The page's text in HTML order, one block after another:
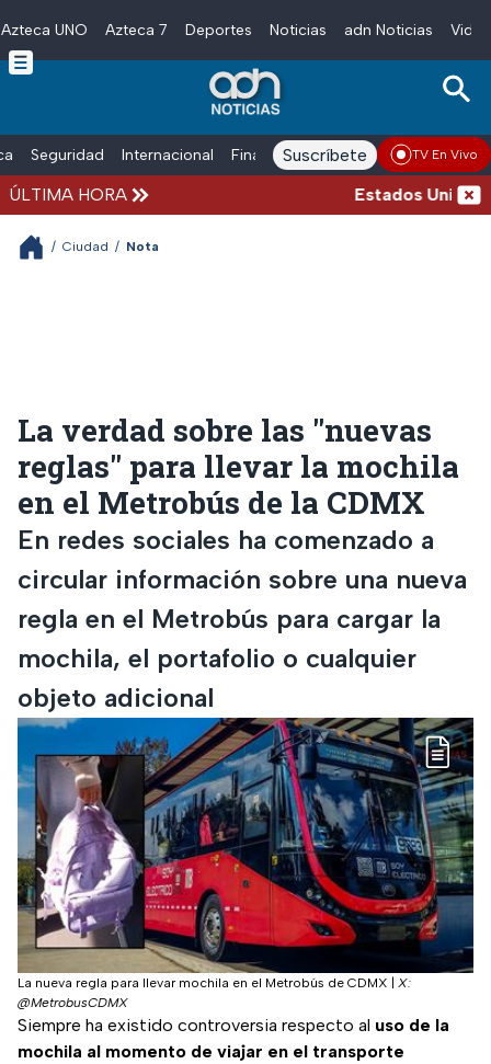
Skip to main content
Azteca UNO Azteca 7 Deportes Noticias adn Noticias
Seguridad Internacional Finanzas adn Noticias Radio
Suscríbete TV En Vivo
ÚLTIMA HORA Estados Unidos
/ Ciudad / Nota
La verdad sobre las "nuevas
reglas" para llevar la mochila
en el Metrobús de la CDMX
En redes sociales ha comenzado a
circular información sobre una nueva
regla en el Metrobús para cargar la
mochila, el portafolio o cualquier
objeto adicional
La nueva regla para llevar mochila en el Metrobús de CDMX
X:
@MetrobusCDMX
Siempre ha existido controversia respecto al uso de la
mochila al momento de viajar en el transporte